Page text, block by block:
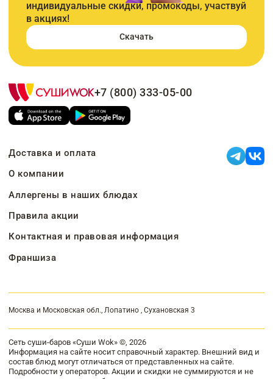
индивидуальные скидки, промокоды, участвуй
в акциях!
Скачать
+7 (800) 333-05-00
Доставка и оплата
О компании
Аллергены в наших блюдах
Правила акции
Контактная и правовая информация
Франшиза
Москва и Московская обл., Лопатино , Сухановская 3
Сеть суши-баров «Суши Wok» ©, 2026
Информация на сайте носит справочный характер. Внешний вид и
состав блюд могут отличаться от представленных на сайте.
Подробности у операторов. Акции и скидки не суммируются и не